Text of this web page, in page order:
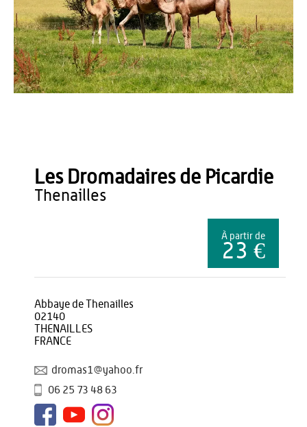
Office de Tourisme du Pays de Thiérache
Les Dromadaires de Picardie
thenailles
À partir de
23 €
Abbaye de Thenailles
02140
THENAILLES
FRANCE
dromas1@yahoo.fr
06 25 73 48 63